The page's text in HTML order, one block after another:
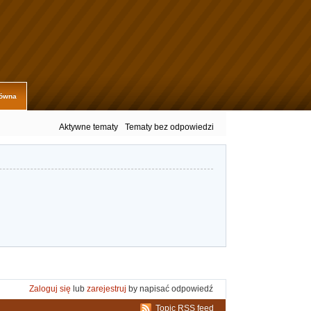
Aktywne tematy Tematy bez odpowiedzi
Zaloguj się lub zarejestruj by napisać odpowiedź
Topic RSS feed